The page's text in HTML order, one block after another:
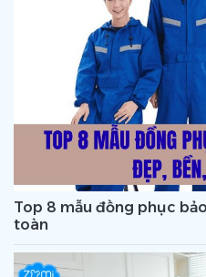
Top 8 mẫu đồng phục
toàn